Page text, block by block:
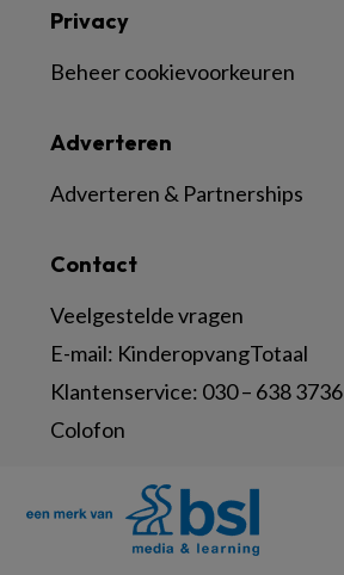
Contact
Veelgestelde vragen
E-mail: KinderopvangTotaal
Klantenservice: 030 – 638 3736
Colofon
Adverteren
Adverteren & Partnerships
Privacy
Beheer cookievoorkeuren